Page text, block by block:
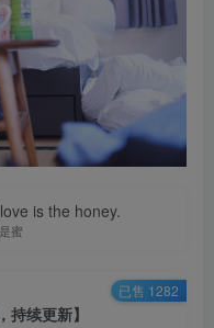
is the honey.
蜜
续更新】
已售 1282